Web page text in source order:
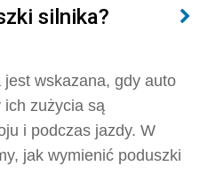
silnika?
wskazana, gdy auto
ich zużycia są
i podczas jazdy. W
jak wymienić poduszki